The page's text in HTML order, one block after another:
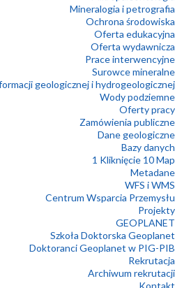
Mineralogia i petrografia
Ochrona środowiska
Oferta edukacyjna
Oferta wydawnicza
Prace interwencyjne
Surowce mineralne
geologicznej i hydrogeologicznej
Wody podziemne
Oferty pracy
Zamówienia publiczne
Dane geologiczne
Bazy danych
1 Kliknięcie 10 Map
Metadane
WFS i WMS
Centrum Wsparcia Przemysłu
Projekty
GEOPLANET
Szkoła Doktorska Geoplanet
Doktoranci Geoplanet w PIG-PIB
Rekrutacja
Archiwum rekrutacji